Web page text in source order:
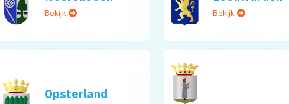
Bekijk Bekijk
Opsterland